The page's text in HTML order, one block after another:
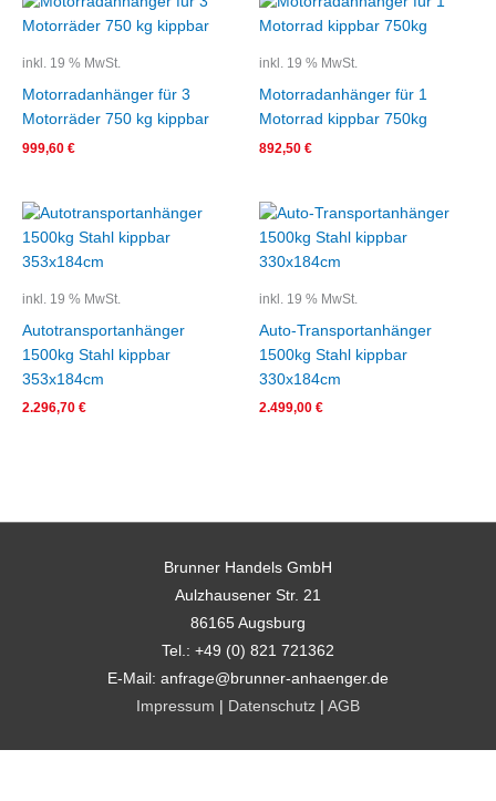
inkl. 19 % MwSt.
Motorradanhänger für 3
Motorräder 750 kg kippbar
999,60 €
inkl. 19 % MwSt.
Motorradanhänger für 1
Motorrad kippbar 750kg
892,50 €
inkl. 19 % MwSt.
Autotransportanhänger
1500kg Stahl kippbar
353x184cm
2.296,70 €
inkl. 19 % MwSt.
Auto-Transportanhänger
1500kg Stahl kippbar
330x184cm
2.499,00 €
Brunner Handels GmbH
Aulzhausener Str. 21
86165 Augsburg
Tel.: +49 (0) 821 721362
E-Mail: anfrage@brunner-anhaenger.de
Impressum
Datenschutz AGB